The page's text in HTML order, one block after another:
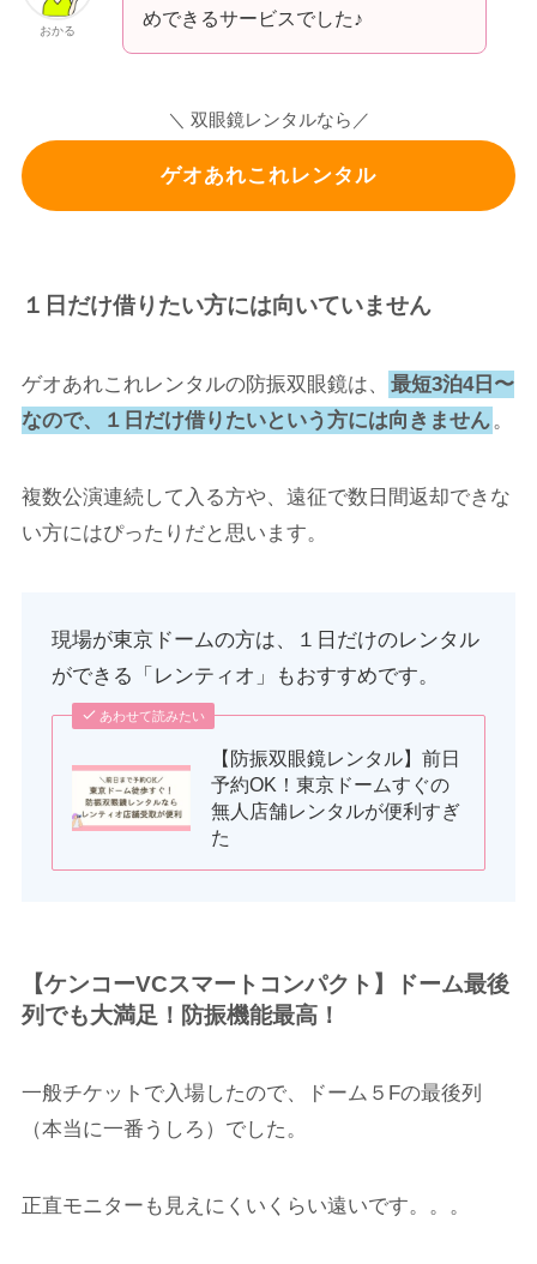
おかる
めできるサービスでした♪
＼ 双眼鏡レンタルなら／
ゲオあれこれレンタル
１日だけ借りたい方には向いていません
ゲオあれこれレンタルの防振双眼鏡は、
最短3泊4日〜
なので、１日だけ借りたいという方には向きません 。
複数公演連続して入る方や、遠征で数日間返却できな
い方にはぴったりだと思います。
現場が東京ドームの方は、１日だけのレンタル
ができる「レンティオ」もおすすめです。
あわせて読みたい
【防振双眼鏡レンタル】前日
予約OK！東京ドームすぐの
無人店舗レンタルが便利すぎ
た
【ケンコーVCスマートコンパクト】ドーム最後
列でも大満足！防振機能最高！
一般チケットで入場したので、ドーム５Fの最後列
（本当に一番うしろ）でした。
正直モニターも見えにくいくらい遠いです。。。